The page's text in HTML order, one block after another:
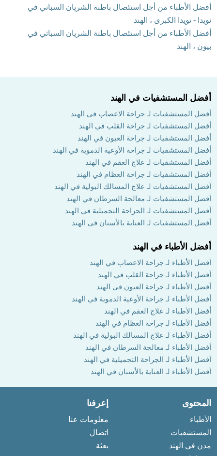
أفضل الأطباء من أجل استئصال باطنة الشريان السباتي في
نويدا - نويدا الكبرى ، الهند
أفضل الأطباء من أجل استئصال باطنة الشريان السباتي في
بيون ، الهند
أفضل المستشفيات في الهند
أفضل المستشفيات لـ جراحة الاعصاب في الهند
أفضل المستشفيات لـ جراحة القلب في الهند
أفضل المستشفيات لـ جراحة العيون في الهند
أفضل المستشفيات لـ جراحة الأوعية الدموية في الهند
أفضل المستشفيات لـ علاج العقم في الهند
أفضل المستشفيات لـ جراحة العظام في الهند
أفضل المستشفيات لـ علاج المسالك البولية في الهند
أفضل المستشفيات لـ معالجة السرطان في الهند
أفضل المستشفيات لـ الجراحة التجميلية في الهند
أفضل المستشفيات لـ العناية بالأسنان في الهند
أفضل الأطباء في الهند
أفضل الأطباء لـ جراحة الاعصاب في الهند
أفضل الأطباء لـ جراحة القلب في الهند
أفضل الأطباء لـ جراحة العيون في الهند
أفضل الأطباء لـ جراحة الأوعية الدموية في الهند
أفضل الأطباء لـ علاج العقم في الهند
أفضل الأطباء لـ جراحة العظام في الهند
أفضل الأطباء لـ علاج المسالك البولية في الهند
أفضل الأطباء لـ معالجة السرطان في الهند
أفضل الأطباء لـ الجراحة التجميلية في الهند
أفضل الأطباء لـ العناية بالأسنان في الهند
المحتوى
الأطباء
المستشفيات
مدن في الهند
إعرفنا
معلومات عنا
اتصال
بعثة